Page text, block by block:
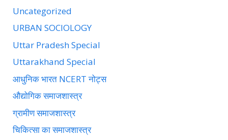
Uncategorized
URBAN SOCIOLOGY
Uttar Pradesh Special
Uttarakhand Special
आधुनिक भारत NCERT नोट्स
औद्योगिक समाजशास्त्र
ग्रामीण समाजशास्त्र
चिकित्सा का समाजशास्त्र